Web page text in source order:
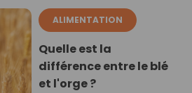
ALIMENTATION
Quelle est la
différence entre le blé
et l'orge ?